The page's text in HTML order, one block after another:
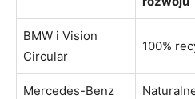
BMW i Vision
Circular
100%
Mercedes-Benz